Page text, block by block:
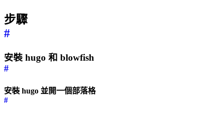
步驟
#
安裝 hugo 和 blowfish
#
安裝 hugo 並開一個部落格
#